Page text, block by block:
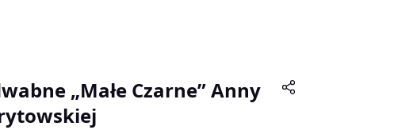
„Małe Czarne” Anny